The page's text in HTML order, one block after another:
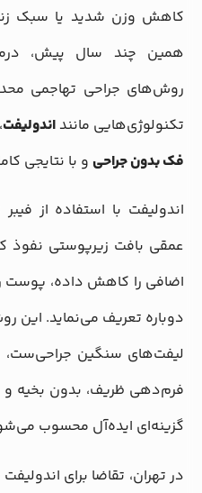
کاهش وزن شدید یا سبک
همین چند سال پیش،
روش‌های جراحی تهاجمی
تکنولوژی‌هایی مانند اندولیفت
فک بدون جراحی و با نتایجی
اندولیفت با استفاده از
عمقی بافت زیرپوستی نفوذ
اضافی را کاهش داده، پوست
دوباره تعریف می‌نماید. این
لیفت‌های سنگین جراحی‌ست،
فرم‌دهی ظریف، بدون بخیه و
گزینه‌ای ایده‌آل محسوب
در تهران، تقاضا برای